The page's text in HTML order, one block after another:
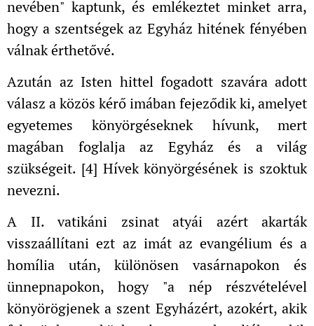
nevében" kaptunk, és emlékeztet minket arra,
hogy a szentségek az Egyház hitének fényében
válnak érthetővé.
Azután az Isten hittel fogadott szavára adott
válasz a közös kérő imában fejeződik ki, amelyet
egyetemes könyörgéseknek hívunk, mert
magában foglalja az Egyház és a világ
szükségeit. [4] Hívek könyörgésének is szoktuk
nevezni.
A II. vatikáni zsinat atyái azért akarták
visszaállítani ezt az imát az evangélium és a
homília után, különösen vasárnapokon és
ünnepnapokon, hogy "a nép részvételével
könyörögjenek a szent Egyházért, azokért, akik